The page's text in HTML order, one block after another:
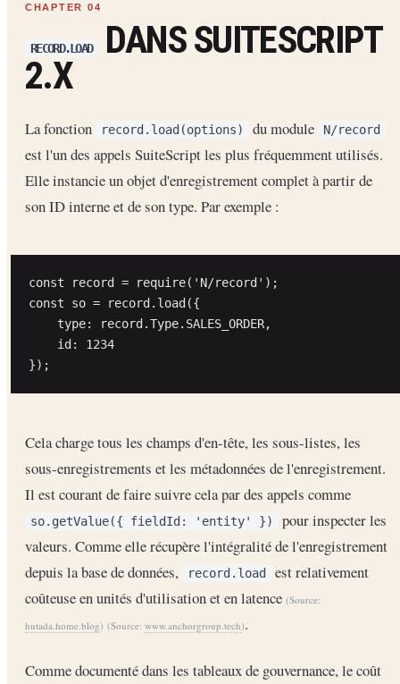
RECORD.LOAD
DANS SUITESCRIPT
2.X
La fonction record.load(options) du module N/record
est l'un des appels SuiteScript les plus fréquemment utilisés.
Elle instancie un objet d'enregistrement complet à partir de
son ID interne et de son type. Par exemple :
const record = require('N/record');
const so = record.load({
    type: record.Type.SALES_ORDER,
    id: 1234
Cela charge tous les champs d'en-tête, les sous-listes, les
sous-enregistrements et les métadonnées de l'enregistrement.
Il est courant de faire suivre cela par des appels comme
so.getValue({ fieldId: 'entity' })
pour inspecter les
valeurs. Comme elle récupère l'intégralité de l'enregistrement
depuis la base de données,
record.load
est relativement
coûteuse en unités d'utilisation et en latence (Source:
hutada.home.blog) (Source: www.anchorgroup.tech).
Comme documenté dans les tableaux de gouvernance, le coût